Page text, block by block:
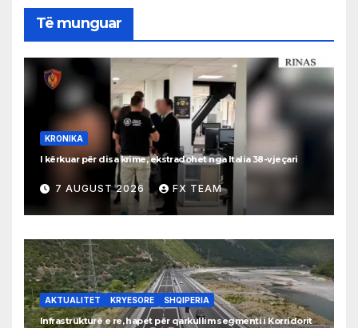
Të munguar
KRONIKA
I kërkuar për disa krime, ekstradohet nga Italia 38-vjeçari
7 AUGUST 2026 FX TEAM
AKTUALITET KRYESORE SHQIPERIA
Infrastrukturë e re, hapet për qarkullim segmenti i Korridorit